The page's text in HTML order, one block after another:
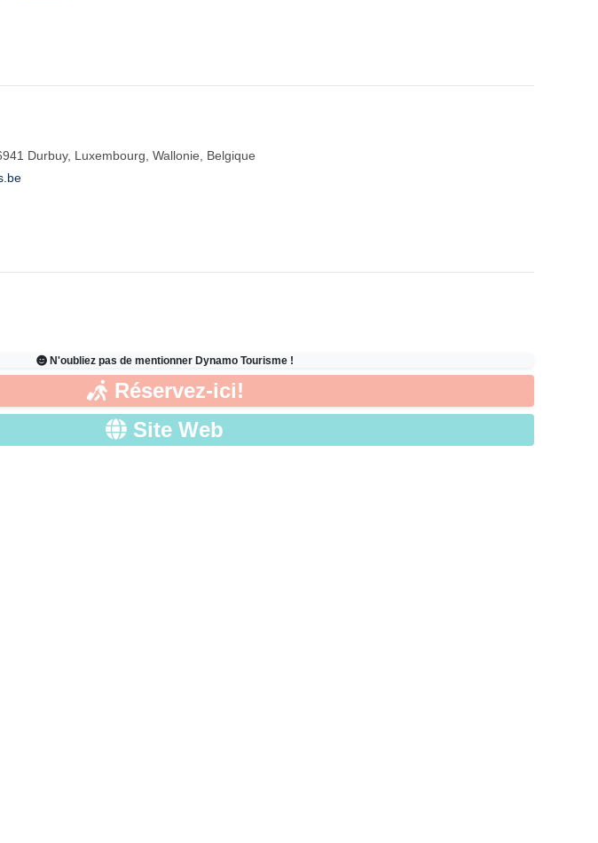
Durbuy, Luxembourg, Wallonie, Belgique
N'oubliez pas de mentionner Dynamo Tourisme !
Réservez-ici!
Site Web